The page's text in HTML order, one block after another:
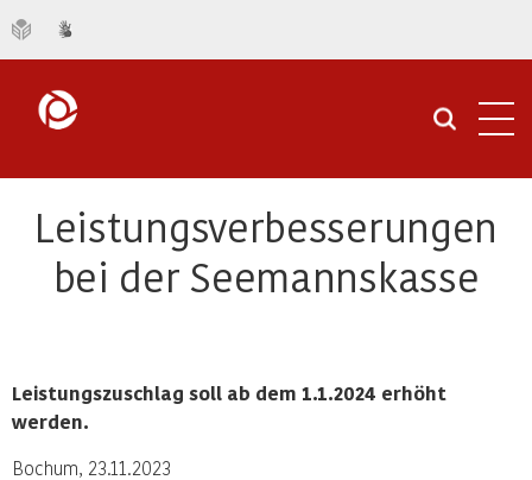
Leistungsverbesserungen
bei der Seemannskasse
Leistungszuschlag soll ab dem 1.1.2024 erhöht
werden.
Bochum, 23.11.2023